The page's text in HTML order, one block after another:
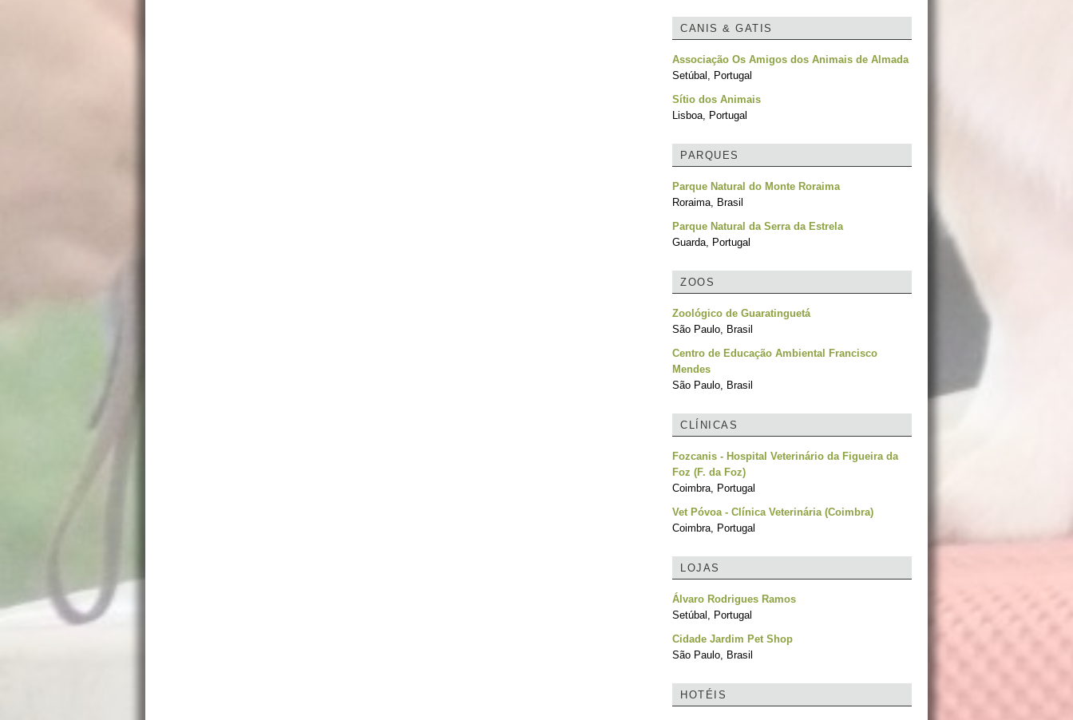
CANIS & GATIS
Associação Os Amigos dos Animais de Almada
Setúbal, Portugal
Sítio dos Animais
Lisboa, Portugal
PARQUES
Parque Natural do Monte Roraima
Roraima, Brasil
Parque Natural da Serra da Estrela
Guarda, Portugal
ZOOS
Zoológico de Guaratinguetá
São Paulo, Brasil
Centro de Educação Ambiental Francisco
Mendes
São Paulo, Brasil
CLÍNICAS
Fozcanis - Hospital Veterinário da Figueira da
Foz (F. da Foz)
Coimbra, Portugal
Vet Póvoa - Clínica Veterinária (Coimbra)
Coimbra, Portugal
LOJAS
Álvaro Rodrigues Ramos
Setúbal, Portugal
Cidade Jardim Pet Shop
São Paulo, Brasil
HOTÉIS